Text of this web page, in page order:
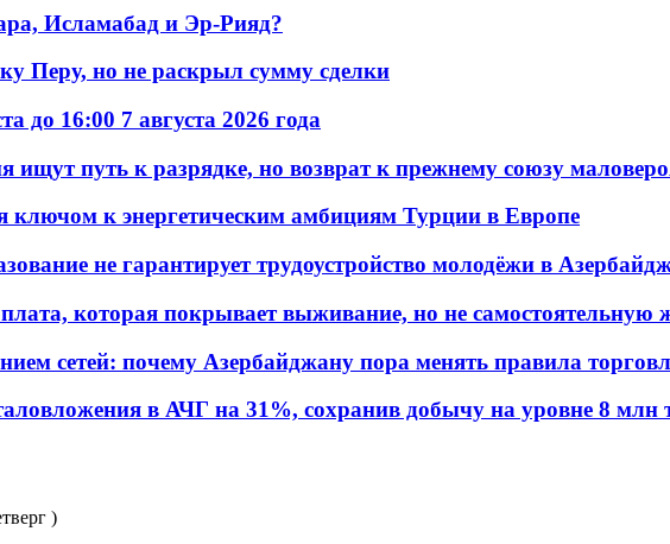
Исламабад и Эр-Рияд?
Перу, но не раскрыл сумму сделки
до 16:00 7 августа 2026 года
ищут путь к разрядке, но возврат к прежнему союзу
ключом к энергетическим амбициям Турции в Европе
не гарантирует трудоустройство молодёжи в
которая покрывает выживание, но не самостоятельную
сетей: почему Азербайджану пора менять правила
в АЧГ на 31%, сохранив добычу на уровне 8 млн
)